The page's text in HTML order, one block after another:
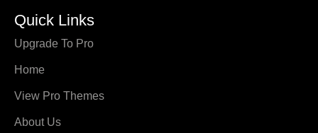
Quick Links
Upgrade To Pro
Home
View Pro Themes
About Us